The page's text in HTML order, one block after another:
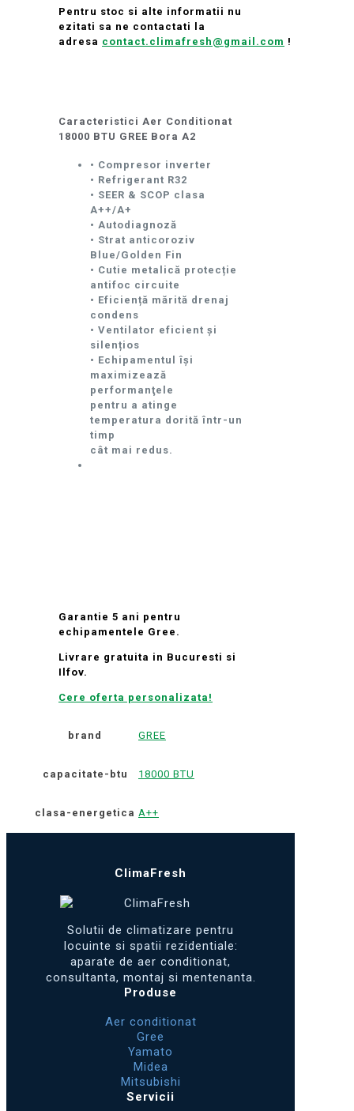
Pentru stoc si alte informatii nu
ezitati sa ne contactati la
adresa contact.climafresh@gmail.com !
Caracteristici Aer Conditionat
18000 BTU GREE Bora A2
• Compresor inverter
• Refrigerant R32
• SEER & SCOP clasa
A++/A+
• Autodiagnoză
• Strat anticoroziv
Blue/Golden Fin
• Cutie metalică protecție
antifoc circuite
• Eficiență mărită drenaj
condens
• Ventilator eficient și
silențios
• Echipamentul îşi
maximizează
performanţele
pentru a atinge
temperatura dorită într-un
timp
cât mai redus.
Garantie 5 ani pentru
echipamentele Gree.
Livrare gratuita in Bucuresti si
Ilfov.
Cere oferta personalizata!
brand GREE
capacitate-btu 18000 BTU
clasa-energetica A++
ClimaFresh
Solutii de climatizare pentru
locuinte si spatii rezidentiale:
aparate de aer conditionat,
consultanta, montaj si mentenanta.
Produse
Aer conditionat
Gree
Yamato
Midea
Mitsubishi
Servicii